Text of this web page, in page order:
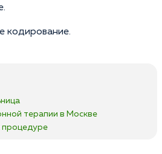
кодирование.
терапии в Москве
процедуре